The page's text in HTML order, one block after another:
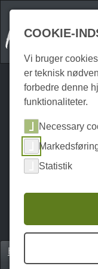
Home
P0250GN00686
COOKIE-
Vi bruger
er teknisk
forbedre denne
funktionaliteter.
Necessary
Statistik